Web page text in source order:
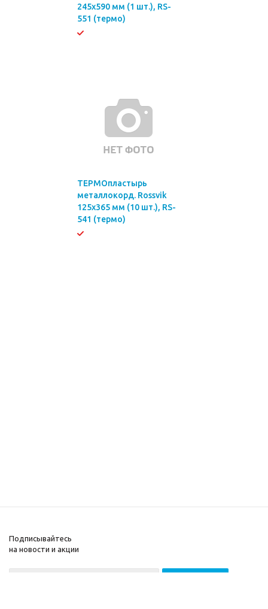
245х590 мм (1 шт.), RS-
551 (термо)
ТЕРМОпластырь
металлокорд. Rossvik
125х365 мм (10 шт.), RS-
541 (термо)
Подписывайтесь
на новости и акции